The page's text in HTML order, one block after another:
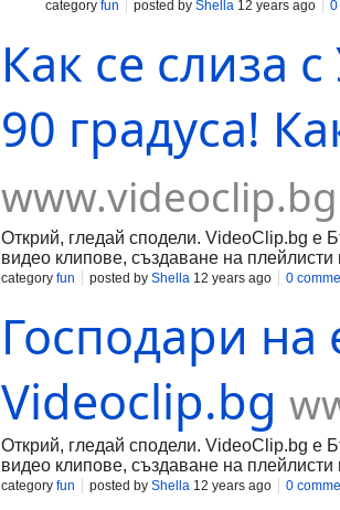
създаване на плейлисти и
category fun posted by Shella 12 years ago 0
Как се слиза
90 градуса!
www.videoclip.bg
Открий, гледай сподели. VideoClip.bg е
видео клипове, създаване на плейлисти
category fun posted by Shella 12 years ago 0
Господари
Videoclip.bg
Открий, гледай сподели. VideoClip.bg е
видео клипове, създаване на плейлисти
category fun posted by Shella 12 years ago 0